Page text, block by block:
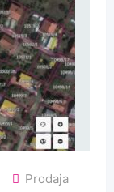
Prodaja